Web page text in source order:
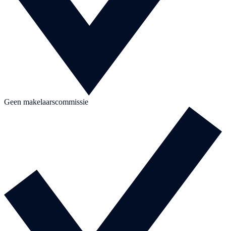
Geen makelaarscommissie